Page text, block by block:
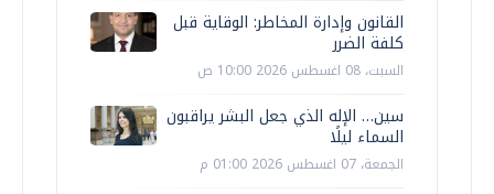
القانون وإدارة المخاطر: الوقاية قبل
كلفة الضرر
السبت، 08 اغسطس 2026 10:00 ص
سين… الإله الذي جعل البشر يراقبون
السماء ليلًا
الجمعة، 07 اغسطس 2026 01:00 م